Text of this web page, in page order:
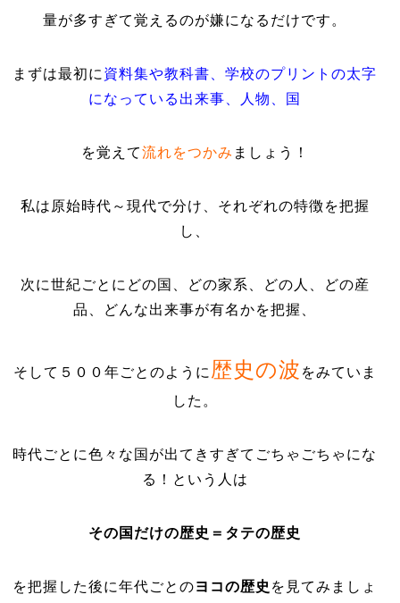
量が多すぎて覚えるのが嫌になるだけです。
まずは最初に 資料集や教科書、学校のプリントの太字
になっている出来事、人物、国
を覚えて流れをつかみ ましょう！
私は原始時代～現代で分け、それぞれの特徴を把握
し、
次に世紀ごとにどの国、どの家系、どの人、どの産
品、どんな出来事が有名かを把握、
そして５００年ごとのように 歴史の波 をみていま
した。
時代ごとに色々な国が出てきすぎてごちゃごちゃにな
る！という人は
その国だけの歴史＝タテの歴史
を把握した後に年代ごとのヨコの歴史 を見てみましょ